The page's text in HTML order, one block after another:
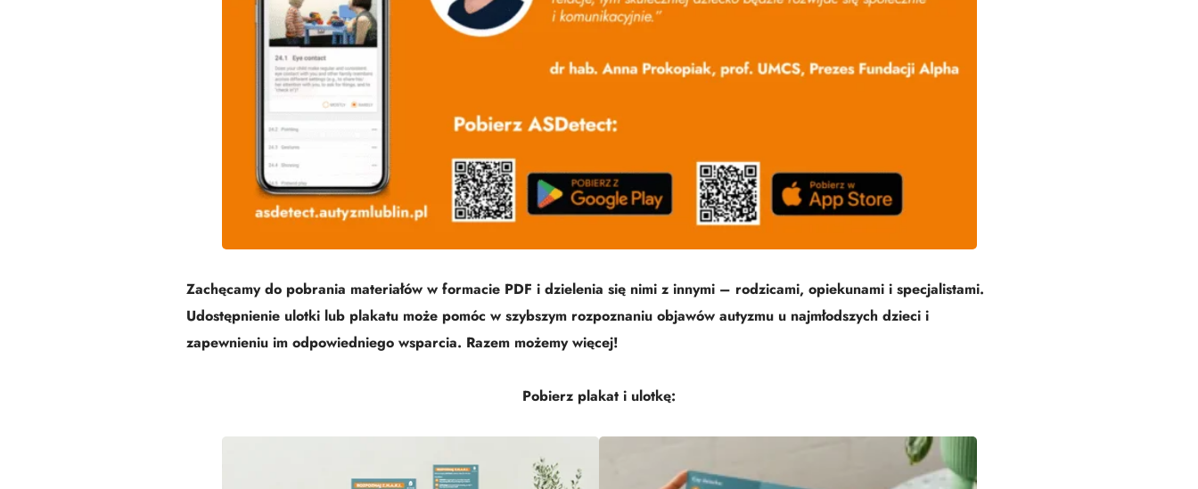
Zachęcamy do pobrania materiałów w formacie PDF i dzielenia się nimi z innymi – rodzicami, opiekunami i specjalistami.
Udostępnienie ulotki lub plakatu może pomóc w szybszym rozpoznaniu objawów autyzmu u najmłodszych dzieci i
zapewnieniu im odpowiedniego wsparcia. Razem możemy więcej!
Pobierz plakat i ulotkę: